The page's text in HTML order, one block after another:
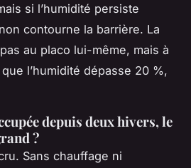
si l’humidité persiste
contourne la barrière. La
au placo lui-même, mais à
l’humidité dépasse 20 %,
depuis deux hivers, le
?
Sans chauffage ni